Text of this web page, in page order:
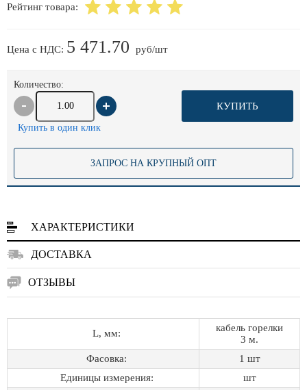
Рейтинг товара:
Цена с НДС: 5 471.70 руб/шт
Количество:
КУПИТЬ
Купить в один клик
ЗАПРОС НА КРУПНЫЙ ОПТ
ХАРАКТЕРИСТИКИ
ДОСТАВКА
ОТЗЫВЫ
L, мм:
кабель горелки
3 м.
Фасовка:
1 шт
Единицы измерения:
шт